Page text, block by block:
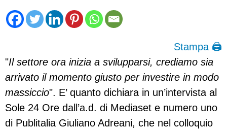
Stampa 🖨
"Il settore ora inizia a svilupparsi, crediamo sia
arrivato il momento giusto per investire in modo
massiccio". E’ quanto dichiara in un’intervista al
Sole 24 Ore dall’a.d. di Mediaset e numero uno
di Publitalia Giuliano Adreani, che nel colloquio